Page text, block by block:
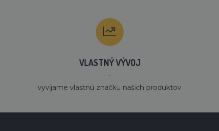
VLASTNÝ VÝVOJ
´
vyvíjame vlastnú značku našich produktov